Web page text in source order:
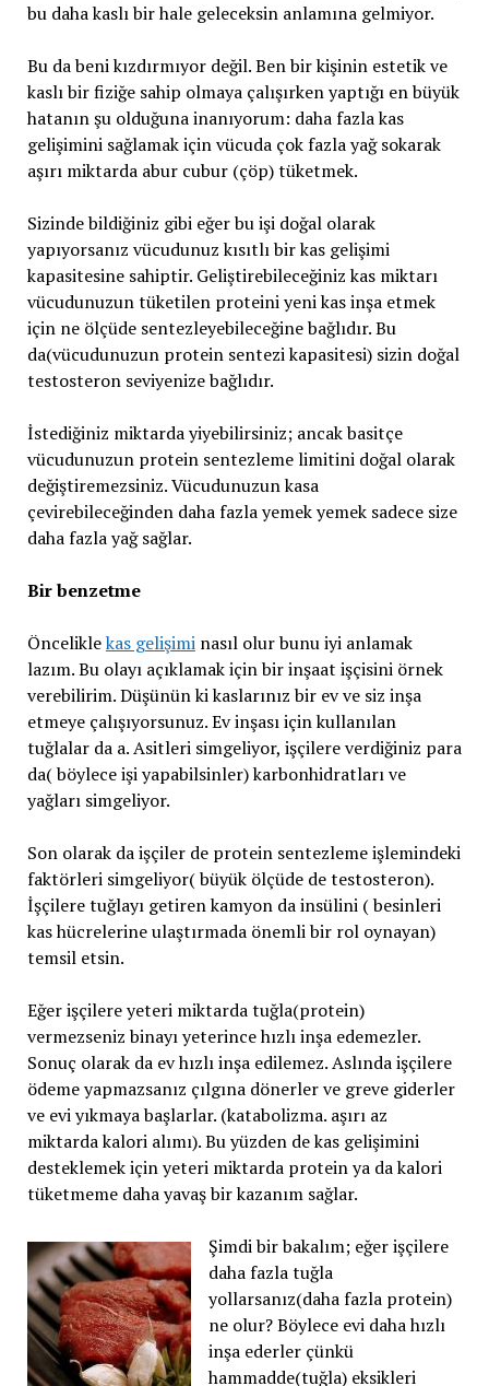
bu daha kaslı bir hale geleceksin anlamına gelmiyor.
Bu da beni kızdırmıyor değil. Ben bir kişinin estetik ve
kaslı bir fiziğe sahip olmaya çalışırken yaptığı en büyük
hatanın şu olduğuna inanıyorum: daha fazla kas
gelişimini sağlamak için vücuda çok fazla yağ sokarak
aşırı miktarda abur cubur (çöp) tüketmek.
Sizinde bildiğiniz gibi eğer bu işi doğal olarak
yapıyorsanız vücudunuz kısıtlı bir kas gelişimi
kapasitesine sahiptir. Geliştirebileceğiniz kas miktarı
vücudunuzun tüketilen proteini yeni kas inşa etmek
için ne ölçüde sentezleyebileceğine bağlıdır. Bu
da(vücudunuzun protein sentezi kapasitesi) sizin doğal
testosteron seviyenize bağlıdır.
İstediğiniz miktarda yiyebilirsiniz; ancak basitçe
vücudunuzun protein sentezleme limitini doğal olarak
değiştiremezsiniz. Vücudunuzun kasa
çevirebileceğinden daha fazla yemek yemek sadece size
daha fazla yağ sağlar.
Bir benzetme
Önceliklekas gelişiminasıl olur bunu iyi anlamak
lazım. Bu olayı açıklamak için bir inşaat işçisini örnek
verebilirim. Düşünün ki kaslarınız bir ev ve siz inşa
etmeye çalışıyorsunuz. Ev inşası için kullanılan
tuğlalar da a. Asitleri simgeliyor, işçilere verdiğiniz para
da( böylece işi yapabilsinler) karbonhidratları ve
yağları simgeliyor.
Son olarak da işçiler de protein sentezleme işlemindeki
faktörleri simgeliyor( büyük ölçüde de testosteron).
İşçilere tuğlayı getiren kamyon da insülini ( besinleri
kas hücrelerine ulaştırmada önemli bir rol oynayan)
temsil etsin.
Eğer işçilere yeteri miktarda tuğla(protein)
vermezseniz binayı yeterince hızlı inşa edemezler.
Sonuç olarak da ev hızlı inşa edilemez. Aslında işçilere
ödeme yapmazsanız çılgına dönerler ve greve giderler
ve evi yıkmaya başlarlar. (katabolizma. aşırı az
miktarda kalori alımı). Bu yüzden de kas gelişimini
desteklemek için yeteri miktarda protein ya da kalori
tüketmeme daha yavaş bir kazanım sağlar.
Şimdi bir bakalım; eğer işçilere
daha fazla tuğla
yollarsanız(daha fazla protein)
ne olur? Böylece evi daha hızlı
inşa ederler çünkü
hammadde(tuğla) eksikleri